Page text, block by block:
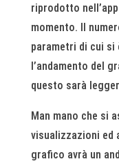
riprodotto
momento. Il
parametri di cui si
l’andamento del
questo sarà
Man mano che si
visualizzazioni ed
grafico avrà un